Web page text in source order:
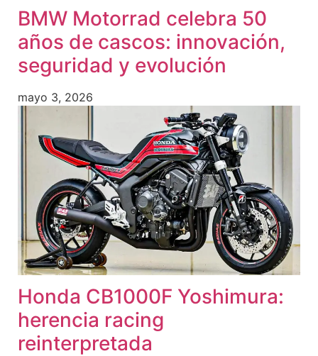
BMW Motorrad celebra 50
años de cascos: innovación,
seguridad y evolución
mayo 3, 2026
Honda CB1000F Yoshimura:
herencia racing
reinterpretada